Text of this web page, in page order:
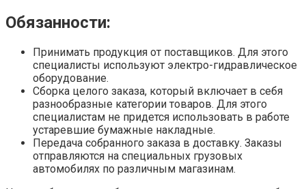
Обязанности:
Принимать продукция от поставщиков. Для этого
специалисты используют электро-гидравлическое
оборудование.
Сборка целого заказа, который включает в себя
разнообразные категории товаров. Для этого
специалистам не придется использовать в работе
устаревшие бумажные накладные.
Передача собранного заказа в доставку. Заказы
отправляются на специальных грузовых
автомобилях по различным магазинам.